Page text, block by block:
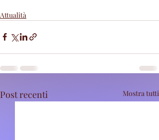
Attualità
Post recenti Mostra tutti